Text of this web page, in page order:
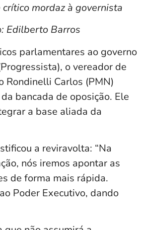
mordaz à governista
Edilberto Barros
parlamentares ao governo
o vereador de
Rondinelli Carlos (PMN)
bancada de oposição. Ele
a base aliada da
a reviravolta: “Na
nós iremos apontar as
de forma mais rápida.
Poder Executivo, dando